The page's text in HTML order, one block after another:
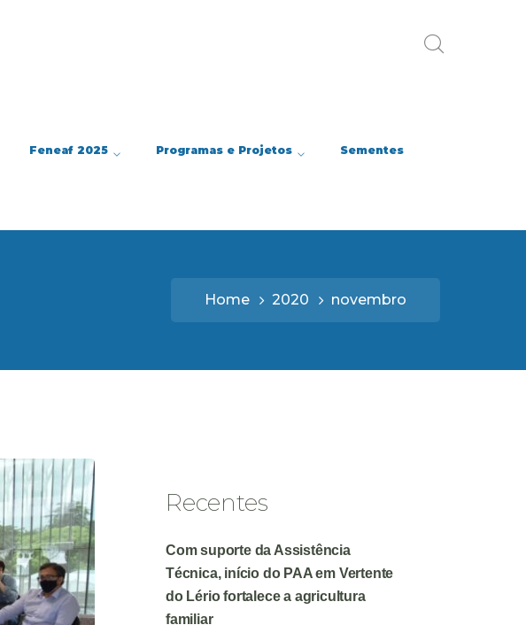
Feneaf 2025 Programas e Projetos Sementes
Home 2020 novembro
Recentes
Com suporte da Assistência
Técnica, início do PAA em Vertente
do Lério fortalece a agricultura
familiar